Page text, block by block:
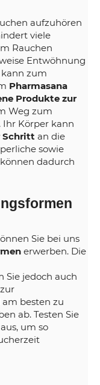
aufzuhören
viele
Rauchen
Entwöhnung
zum
Pharmasana
Produkte zur
Weg zum
Körper kann
Schritt an die
sowie
dadurch
Sie bei uns
erwerben. Die
Sie jedoch auch
besten zu
ab. Testen Sie
um so